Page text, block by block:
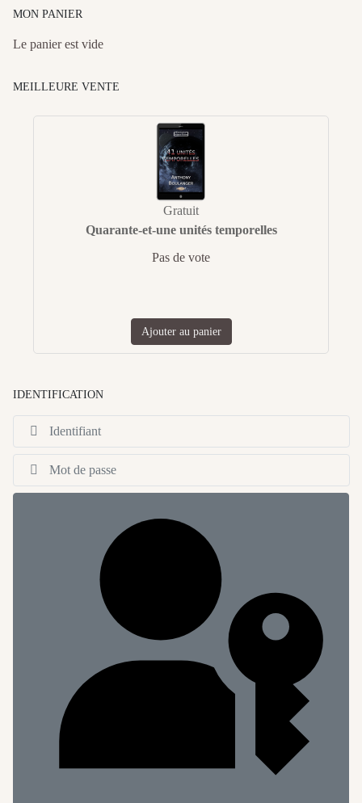
MON PANIER
Le panier est vide
MEILLEURE VENTE
Gratuit
Quarante-et-une unités temporelles
Pas de vote
Ajouter au panier
IDENTIFICATION